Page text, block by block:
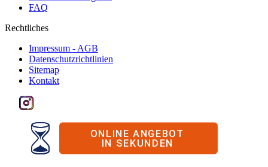
FAQ
Rechtliches
Impressum - AGB
Datenschutzrichtlinien
Sitemap
Kontakt